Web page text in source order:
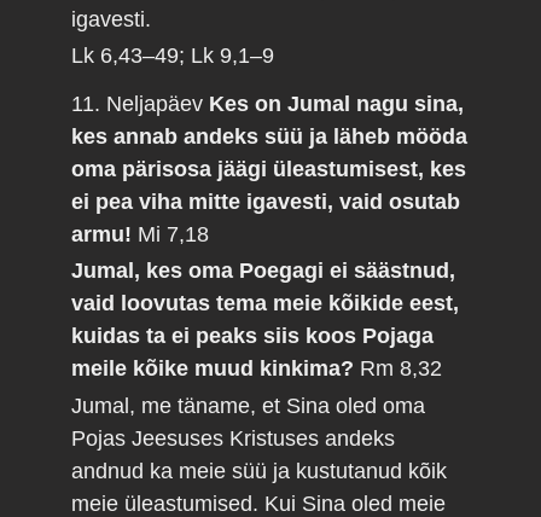
igavesti.
Lk 6,43–49; Lk 9,1–9
11. Neljapäev Kes on Jumal nagu sina,
kes annab andeks süü ja läheb mööda
oma pärisosa jäägi üleastumisest, kes
ei pea viha mitte igavesti, vaid osutab
armu! Mi 7,18
Jumal, kes oma Poegagi ei säästnud,
vaid loovutas tema meie kõikide eest,
kuidas ta ei peaks siis koos Pojaga
meile kõike muud kinkima? Rm 8,32
Jumal, me täname, et Sina oled oma
Pojas Jeesuses Kristuses andeks
andnud ka meie süü ja kustutanud kõik
meie üleastumised. Kui Sina oled meie